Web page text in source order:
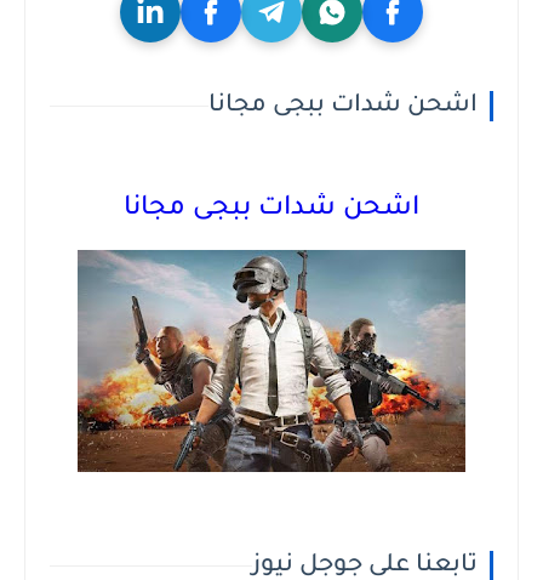
اشحن شدات ببجى مجانا
اشحن شدات ببجى مجانا
تابعنا على جوجل نيوز